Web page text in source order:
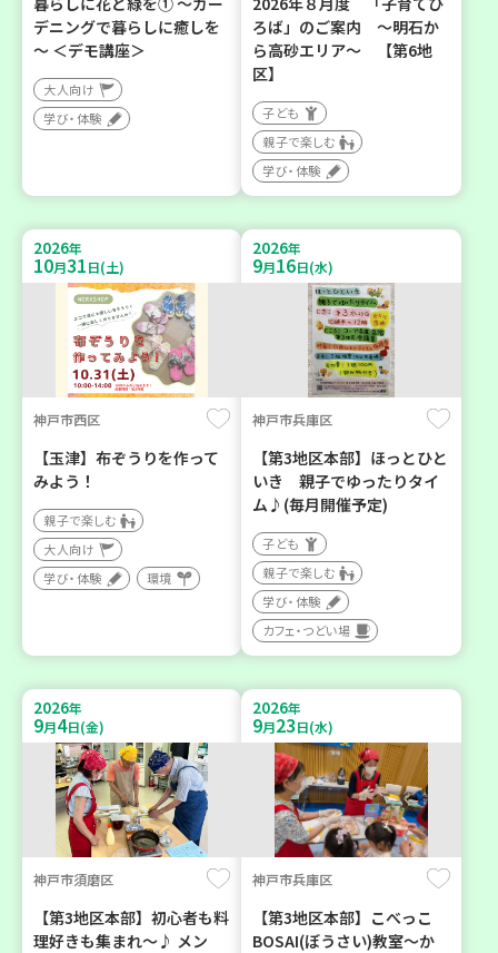
デニングで暮らしに癒しを
～ ＜デモ講座＞
大人向け
学び・体験
ろば」のご案内 ～明石か
ら高砂エリア～ 【第6地
区】
子ども
親子で楽しむ
学び・体験
2026年
10月31日(土)
神戸市西区
【玉津】布ぞうりを作って
みよう！
親子で楽しむ
大人向け
学び・体験
環境
2026年
9月16日(水)
神戸市兵庫区
【第3地区本部】ほっとひと
いき 親子でゆったりタイ
ム♪(毎月開催予定)
子ども
親子で楽しむ
学び・体験
カフェ・つどい場
2026年
9月4日(金)
神戸市須磨区
【第3地区本部】初心者も料
理好きも集まれ～♪ メン
2026年
9月23日(水)
神戸市兵庫区
【第3地区本部】こべっこ
BOSAI(ぼうさい)教室～か